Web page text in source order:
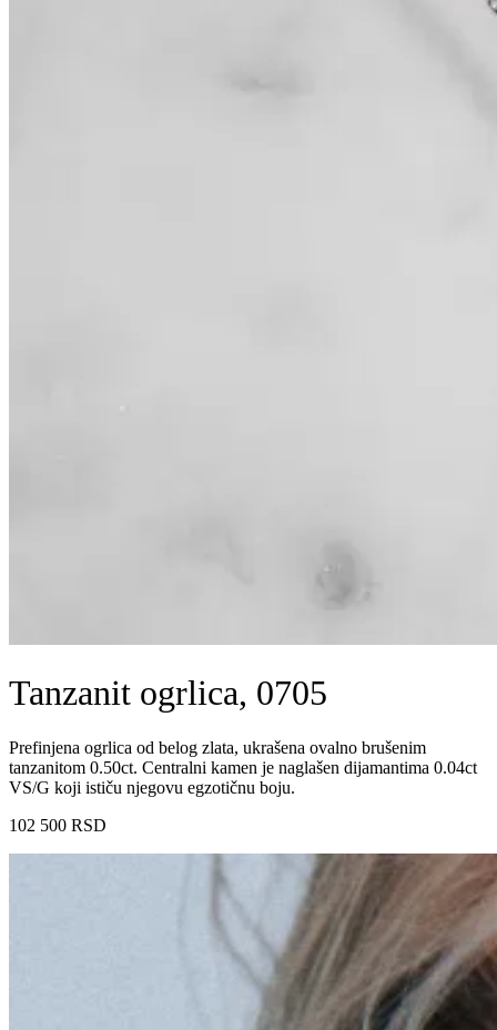
Tanzanit ogrlica, 0705
Prefinjena ogrlica od belog zlata, ukrašena ovalno brušenim
tanzanitom 0.50ct. Centralni kamen je naglašen dijamantima 0.04ct
VS/G koji ističu njegovu egzotičnu boju.
102 500 RSD